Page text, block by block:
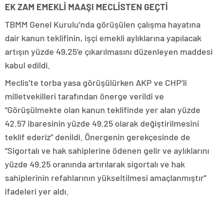
EK ZAM EMEKLİ MAAŞI MECLİSTEN GEÇTİ
TBMM Genel Kurulu’nda görüşülen çalışma hayatına
dair kanun teklifinin, işçi emekli aylıklarına yapılacak
artışın yüzde 49,25’e çıkarılmasını düzenleyen maddesi
kabul edildi.
Meclis’te torba yasa görüşülürken AKP ve CHP’li
milletvekilleri tarafından önerge verildi ve
“Görüşülmekte olan kanun teklifinde yer alan yüzde
42.57 ibaresinin yüzde 49.25 olarak değiştirilmesini
teklif ederiz” denildi. Önergenin gerekçesinde de
“Sigortalı ve hak sahiplerine ödenen gelir ve aylıklarını
yüzde 49.25 oranında artırılarak sigortalı ve hak
sahiplerinin refahlarının yükseltilmesi amaçlanmıştır”
ifadeleri yer aldı.